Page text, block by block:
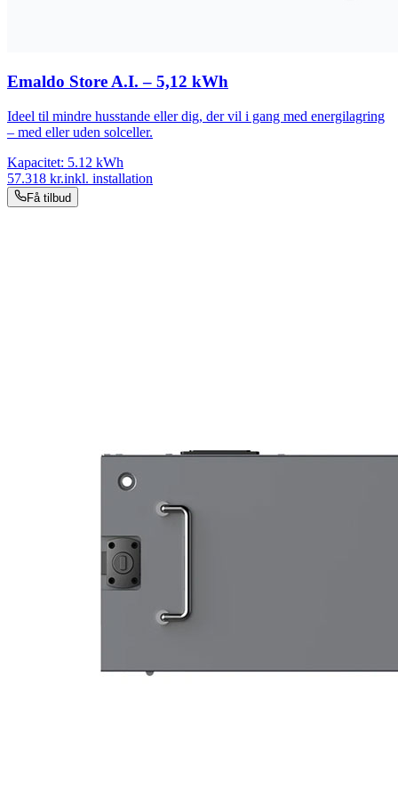
Emaldo Store A.I. – 5,12 kWh
Ideel til mindre husstande eller dig, der vil i gang med energilagring
– med eller uden solceller.
Kapacitet: 5.12 kWh
57.318 kr.inkl. installation
Få tilbud